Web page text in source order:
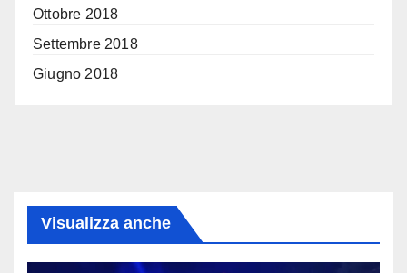
Ottobre 2018
Settembre 2018
Giugno 2018
Visualizza anche